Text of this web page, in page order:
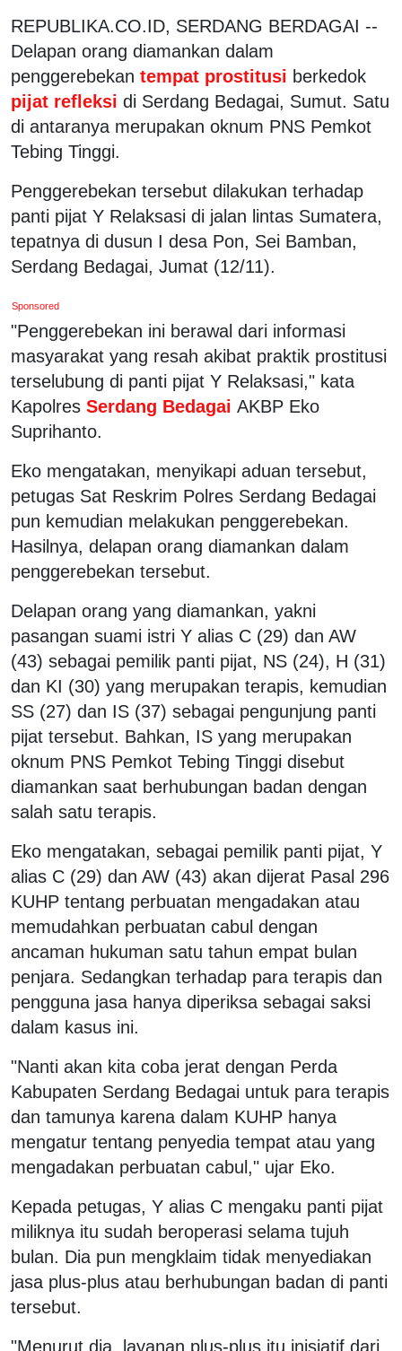
REPUBLIKA.CO.ID, SERDANG BERDAGAI --
Delapan orang diamankan dalam
penggerebekan tempat prostitusi berkedok
pijat refleksi di Serdang Bedagai, Sumut. Satu
di antaranya merupakan oknum PNS Pemkot
Tebing Tinggi.
Penggerebekan tersebut dilakukan terhadap
panti pijat Y Relaksasi di jalan lintas Sumatera,
tepatnya di dusun I desa Pon, Sei Bamban,
Serdang Bedagai, Jumat (12/11).
Sponsored
"Penggerebekan ini berawal dari informasi
masyarakat yang resah akibat praktik prostitusi
terselubung di panti pijat Y Relaksasi," kata
Kapolres Serdang Bedagai AKBP Eko
Suprihanto.
Eko mengatakan, menyikapi aduan tersebut,
petugas Sat Reskrim Polres Serdang Bedagai
pun kemudian melakukan penggerebekan.
Hasilnya, delapan orang diamankan dalam
penggerebekan tersebut.
Delapan orang yang diamankan, yakni
pasangan suami istri Y alias C (29) dan AW
(43) sebagai pemilik panti pijat, NS (24), H (31)
dan KI (30) yang merupakan terapis, kemudian
SS (27) dan IS (37) sebagai pengunjung panti
pijat tersebut. Bahkan, IS yang merupakan
oknum PNS Pemkot Tebing Tinggi disebut
diamankan saat berhubungan badan dengan
salah satu terapis.
Eko mengatakan, sebagai pemilik panti pijat, Y
alias C (29) dan AW (43) akan dijerat Pasal 296
KUHP tentang perbuatan mengadakan atau
memudahkan perbuatan cabul dengan
ancaman hukuman satu tahun empat bulan
penjara. Sedangkan terhadap para terapis dan
pengguna jasa hanya diperiksa sebagai saksi
dalam kasus ini.
"Nanti akan kita coba jerat dengan Perda
Kabupaten Serdang Bedagai untuk para terapis
dan tamunya karena dalam KUHP hanya
mengatur tentang penyedia tempat atau yang
mengadakan perbuatan cabul," ujar Eko.
Kepada petugas, Y alias C mengaku panti pijat
miliknya itu sudah beroperasi selama tujuh
bulan. Dia pun mengklaim tidak menyediakan
jasa plus-plus atau berhubungan badan di panti
tersebut.
"Menurut dia, layanan plus-plus itu inisiatif dari